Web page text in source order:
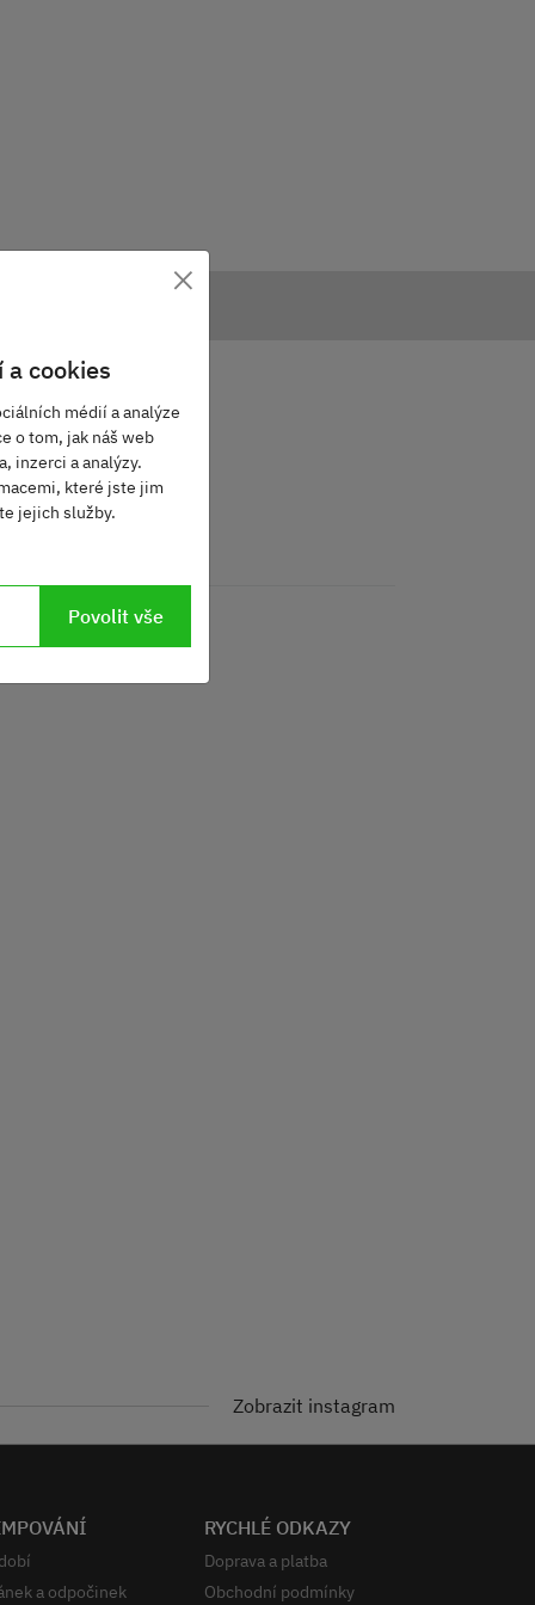
Zobrazit instagram
a odpočinek
RYCHLÉ ODKAZY
Doprava a platba
Obchodní podmínky
×
cookies
médií a analýze
o tom, jak náš web
inzerci a analýzy.
které jste jim
jejich služby.
Povolit vše